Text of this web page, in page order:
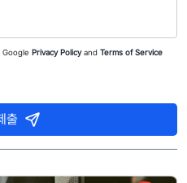
Privacy Policyand Terms of Service
출